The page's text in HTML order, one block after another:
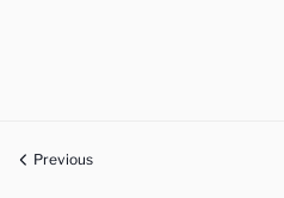
Previous